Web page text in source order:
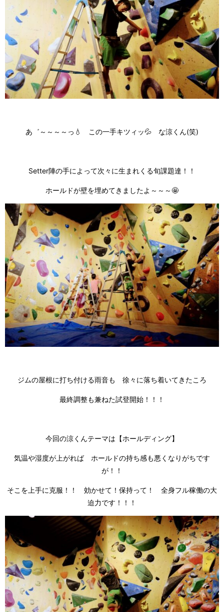
あ゛～～～～っ💧 この一手キツィッ💦 な涼くん(笑)
Setter陣の手によって次々に生まれくる旬課題達！！
ホールドが壁を埋めてきましたよ～～～🤩
ジムの屋根に打ち付ける雨音も 徐々に落ち着いてきたころ
最終調整も兼ねた試登開始！！！
今回の涼くんテーマは【ホールディング】
気温や湿度が上がれば ホールドの持ち感も悪くなりがちです
が！！
そこを上手に克服！！ 効かせて！保持って！ 全身フル稼働の大
迫力です！！！